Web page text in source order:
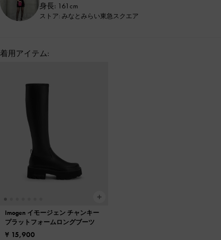
身長: 161cm
ストア: みなとみらい東急スクエア
着用アイテム:
Imogen イモージェン チャンキー
プラットフォームロングブーツ
¥ 15,900